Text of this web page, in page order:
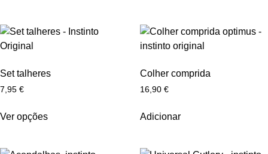
Set talheres
7,95 €
Ver opções
Colher comprida
16,90 €
Adicionar